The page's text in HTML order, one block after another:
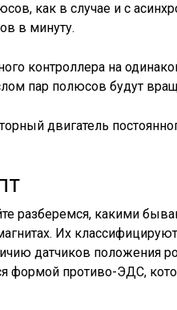
как в случае и с
в минуту.
контроллера на
пар полюсов будут
разберемся, какими
Их
датчиков положения
формой противо-ЭДС,